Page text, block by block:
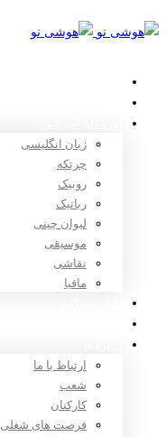
زبان انگلیسی
چرتکه
روبیک
رباتیک
لیوان چینی
موسیقی
نقاشی
مافیا
ارتباط با ما
شعب
کارکنان
فرصت های شغلی